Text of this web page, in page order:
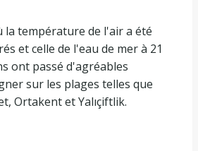
la température de l'air a été
et celle de l'eau de mer à 21
ont passé d'agréables
sur les plages telles que
Ortakent et Yalıçiftlik.